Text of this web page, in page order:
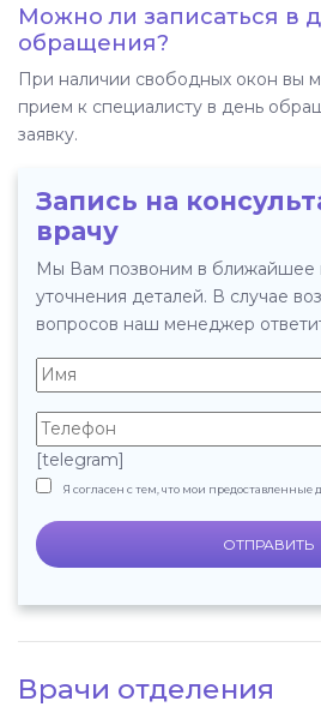
Можно ли записаться в
обращения?
При наличии свободных окон вы
прием к специалисту в день
заявку.
Запись на
врачу
Мы Вам позвоним в ближайшее
уточнения деталей. В случае
вопросов наш менеджер
[telegram]
Я согласен с тем, что мои предоставленные
Врачи отделения